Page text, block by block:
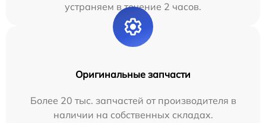
устраняем в течение 2 часов.
Оригинальные запчасти
Более 20 тыс. запчастей от производителя в
наличии на собственных складах.